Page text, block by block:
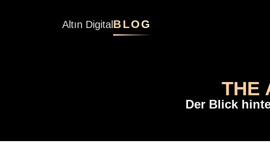
Altın Digital BLOG
THE
Der Blick